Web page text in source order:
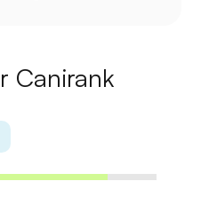
Canirank